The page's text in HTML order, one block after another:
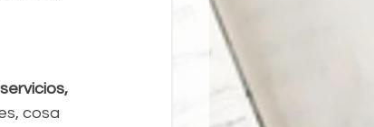
cosa